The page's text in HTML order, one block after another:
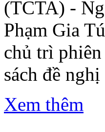
(TCTA) -
Phạm Gia
chủ trì
sách đề
Xem thêm